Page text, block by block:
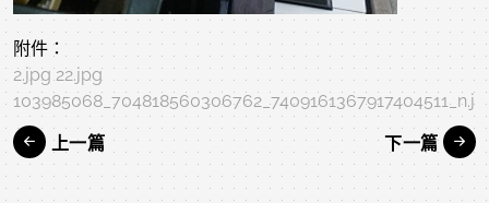
附件：
2.jpg 22.jpg
上一篇 下一篇